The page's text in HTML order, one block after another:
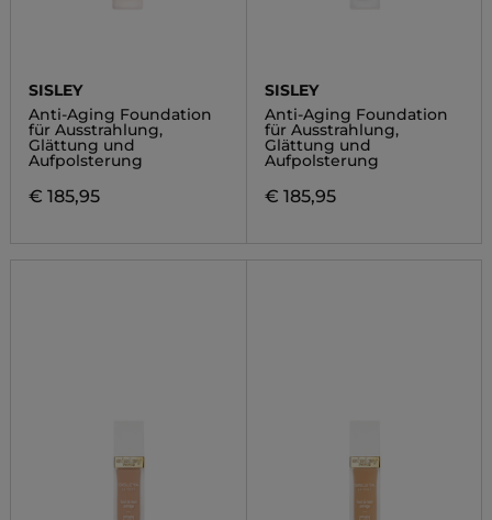
SISLEY
Anti-Aging Foundation
für Ausstrahlung,
Glättung und
Aufpolsterung
€ 185,95
SISLEY
Anti-Aging Foundation
für Ausstrahlung,
Glättung und
Aufpolsterung
€ 185,95